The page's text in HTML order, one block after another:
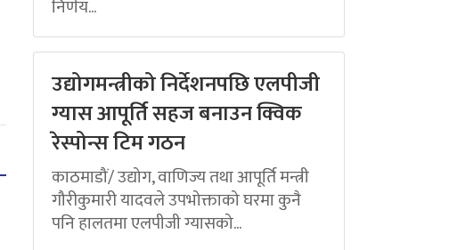
निर्णय...
उद्योगमन्त्रीको निर्देशनपछि एलपीजी
ग्यास आपूर्ति सहज बनाउन क्विक
रेस्पोन्स टिम गठन
काठमाडौं/ उद्योग, वाणिज्य तथा आपूर्ति मन्त्री
गौरीकुमारी यादवले उपभोक्ताको घरमा कुनै
पनि हालतमा एलपीजी ग्यासको...